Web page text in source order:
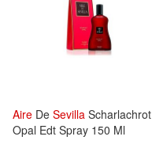
Aire De Sevilla Scharlachrot
Opal Edt Spray 150 Ml